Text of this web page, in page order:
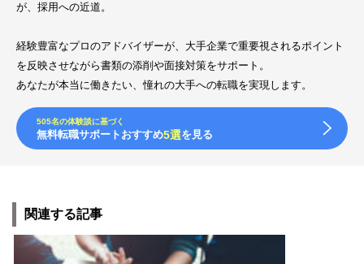
が、採用への近道。
経験豊富なプロのアドバイザーが、大手企業で重要視されるポイント
を反映させながら書類の添削や面接対策をサポート。
あなたが本当に働きたい、憧れの大手への転職を実現します。
505名の体験談に基づく
無料転職サポートおすすめ5選を見る
関連する記事